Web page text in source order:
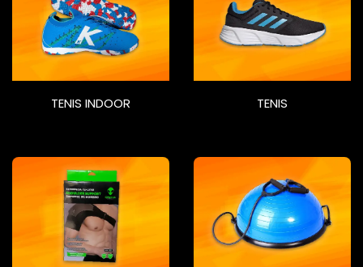
TENIS INDOOR TENIS